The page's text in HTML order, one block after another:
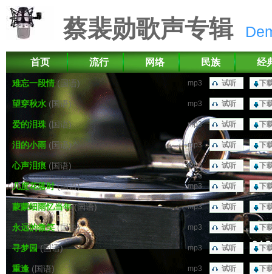
蔡裴勋歌声专辑
首页 流行 网络 民族 经
难忘一段情(国语)
望穿秋水 (国语)
爱的泪珠 (国语)
泪的小雨 (国语)
心声泪痕(国语)
几度花落时(国语)
蒙蒙细雨忆当年(国语)
永远的微笑(国语)
寻梦园(国语)
重逢 (国语)
下
下
下
下
下
下
下
下
下
下
mp3 试听
mp3 试听
mp3 试听
mp3 试听
mp3 试听
mp3 试听
mp3 试听
mp3 试听
mp3 试听
mp3 试听